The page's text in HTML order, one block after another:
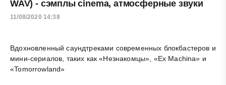
WAV) - сэмплы cinema, атмосферные звуки
11/08/2020 14:38
Вдохновленный саундтреками современных блокбастеров и
мини-сериалов, таких как «Незнакомцы», «Ex Machina» и
«Tomorrowland»